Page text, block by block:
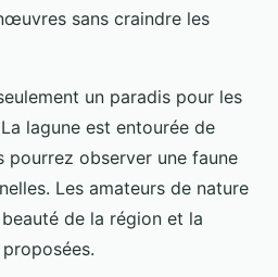
sans craindre les
un paradis pour les
lagune est entourée de
pourrez observer une faune
Les amateurs de nature
de la région et la